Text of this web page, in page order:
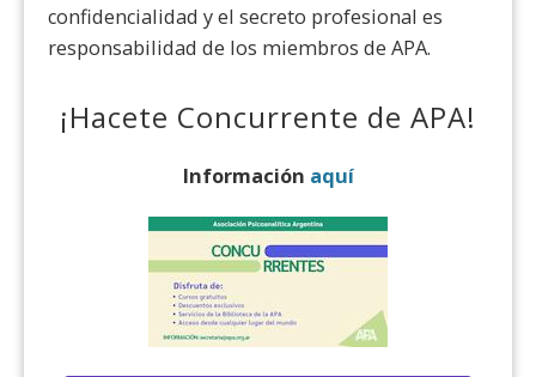
confidencialidad y el secreto profesional es
responsabilidad de los miembros de APA.
¡Hacete Concurrente de APA!
Información aquí